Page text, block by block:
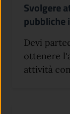
Svolgere
pubbliche
Devi
ottenere
attività